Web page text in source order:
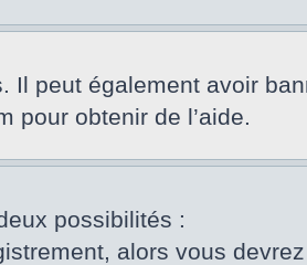
Il peut également avoir
pour obtenir de l’aide.
possibilités :
alors vous